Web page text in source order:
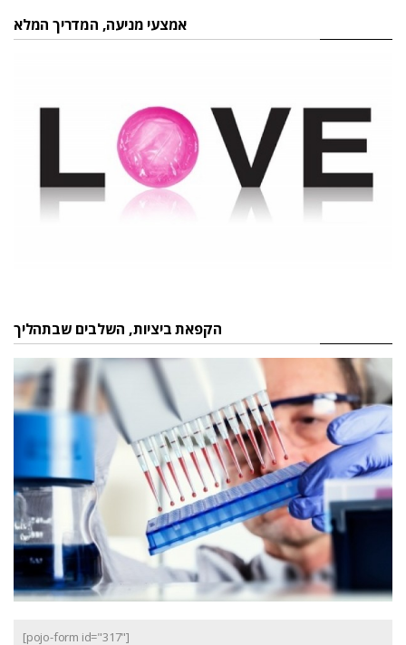
אמצעי מניעה, המדריך המלא
הקפאת ביציות, השלבים שבתהליך
[pojo-form id="317"]